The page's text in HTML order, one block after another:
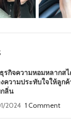
รกิจความหอมหลากส
ความประทับใจให้ลูกค้
ลิ่น
2024 1 Comment